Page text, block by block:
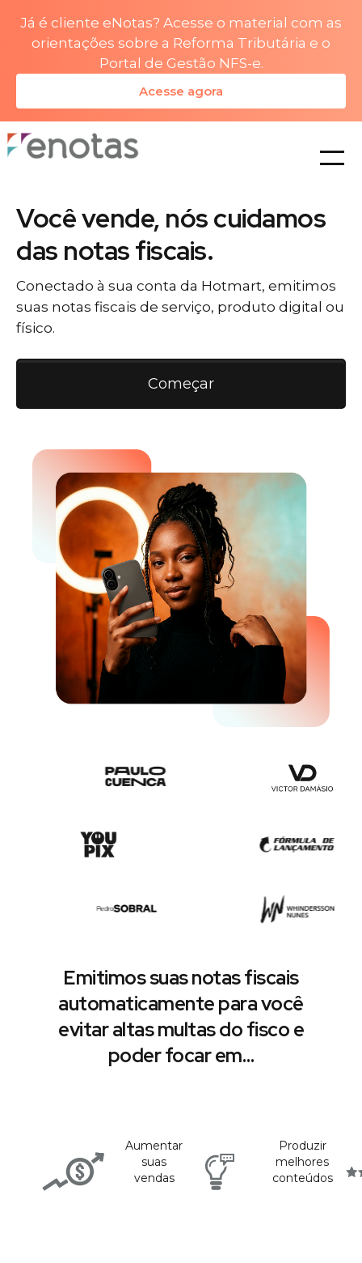
Já é cliente eNotas? Acesse o material com as
orientações sobre a Reforma Tributária e o
Portal de Gestão NFS-e.
Acesse agora
planos
Você vende, nós cuidamos
das notas fiscais.
Conectado à sua conta da Hotmart, emitimos
suas notas fiscais de serviço, produto digital ou
físico.
Começar
Emitimos suas notas fiscais
automaticamente para você
evitar altas multas do fisco e
poder focar em…
Aumentar
suas
vendas
Produzir
melhores
conteúdos